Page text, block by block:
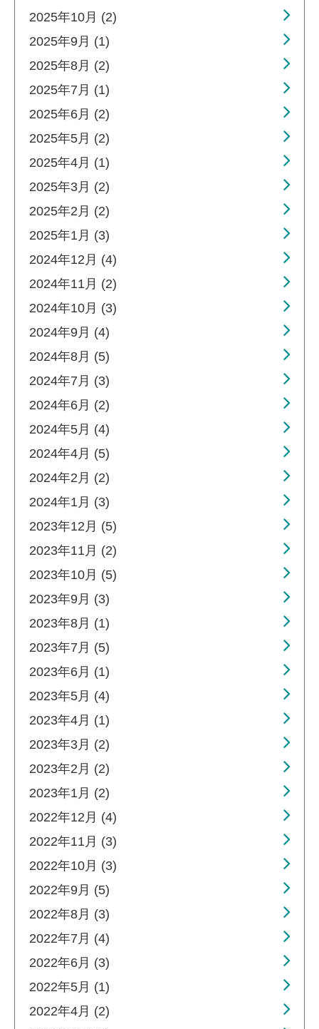
2025年10月 (2)
2025年9月 (1)
2025年8月 (2)
2025年7月 (1)
2025年6月 (2)
2025年5月 (2)
2025年4月 (1)
2025年3月 (2)
2025年2月 (2)
2025年1月 (3)
2024年12月 (4)
2024年11月 (2)
2024年10月 (3)
2024年9月 (4)
2024年8月 (5)
2024年7月 (3)
2024年6月 (2)
2024年5月 (4)
2024年4月 (5)
2024年2月 (2)
2024年1月 (3)
2023年12月 (5)
2023年11月 (2)
2023年10月 (5)
2023年9月 (3)
2023年8月 (1)
2023年7月 (5)
2023年6月 (1)
2023年5月 (4)
2023年4月 (1)
2023年3月 (2)
2023年2月 (2)
2023年1月 (2)
2022年12月 (4)
2022年11月 (3)
2022年10月 (3)
2022年9月 (5)
2022年8月 (3)
2022年7月 (4)
2022年6月 (3)
2022年5月 (1)
2022年4月 (2)